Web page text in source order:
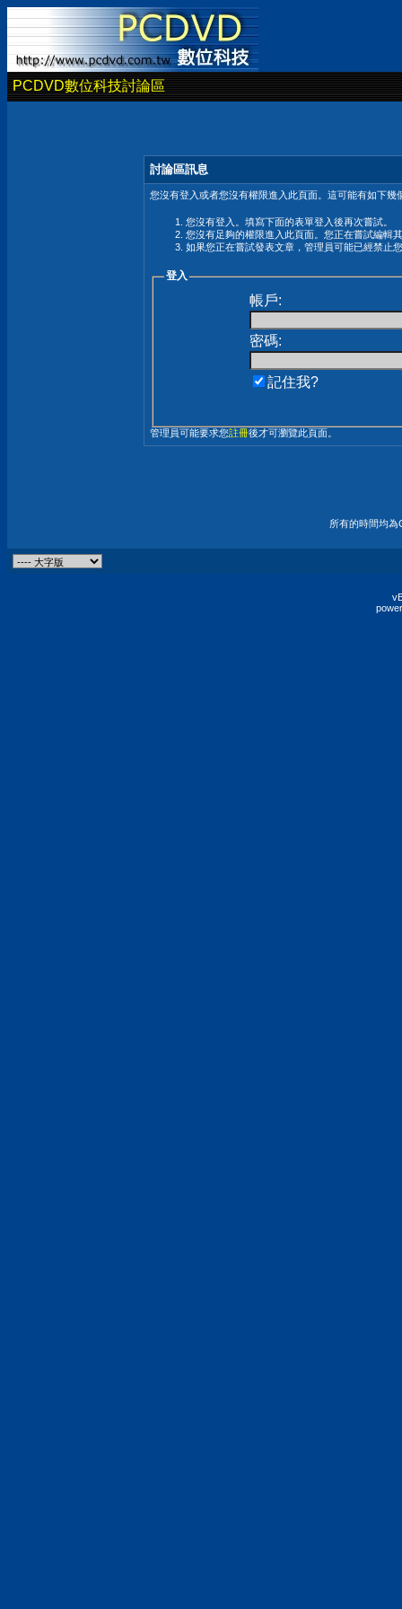
PCDVD數位科技討論區
討論區訊息
您沒有登入或者您沒有權限進入此頁面。這可能有如下幾
您沒有登入。填寫下面的表單登入後再次嘗試。
您沒有足夠的權限進入此頁面。您正在嘗試編輯
如果您正在嘗試發表文章，管理員可能已經禁止
登入
帳戶:
密碼:
記住我?
管理員可能要求您註冊後才可瀏覽此頁面。
所有的時間均為